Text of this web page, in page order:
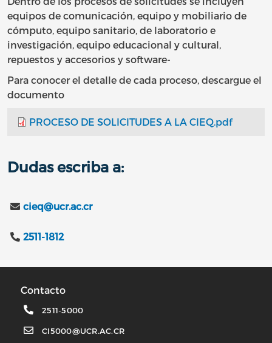
equipos de comunicación, equipo y mobiliario de
cómputo, equipo sanitario, de laboratorio e
investigación, equipo educacional y cultural,
repuestos y accesorios y software-
Para conocer el detalle de cada proceso, descargue el
documento
PROCESO DE SOLICITUDES A LA CIEQ.pdf
Dudas escriba a:
cieq@ucr.ac.cr
2511-1812
Contacto
2511-5000
CI5000@UCR.AC.CR